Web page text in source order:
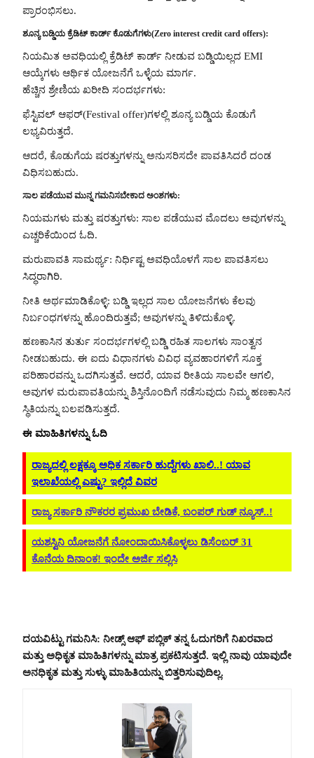
ಪ್ರಾರಂಭಿಸಲು.
ಶೂನ್ಯ ಬಡ್ಡಿಯ ಕ್ರೆಡಿಟ್ ಕಾರ್ಡ್ ಕೊಡುಗೆಗಳು(Zero interest credit card offers):
ನಿಯಮಿತ ಅವಧಿಯಲ್ಲಿ ಕ್ರೆಡಿಟ್ ಕಾರ್ಡ್ ನೀಡುವ ಬಡ್ಡಿಯಿಲ್ಲದ EMI
ಆಯ್ಕೆಗಳು ಆರ್ಥಿಕ ಯೋಜನೆಗೆ ಒಳ್ಳೆಯ ಮಾರ್ಗ.
ಹೆಚ್ಚಿನ ಶ್ರೇಣಿಯ ಖರೀದಿ ಸಂದರ್ಭಗಳು:
ಫೆಸ್ಟಿವಲ್ ಆಫರ್‌(Festival offer)ಗಳಲ್ಲಿ ಶೂನ್ಯ ಬಡ್ಡಿಯ ಕೊಡುಗೆ
ಲಭ್ಯವಿರುತ್ತದೆ.
ಆದರೆ, ಕೊಡುಗೆಯ ಷರತ್ತುಗಳನ್ನು ಅನುಸರಿಸದೇ ಪಾವತಿಸಿದರೆ ದಂಡ
ವಿಧಿಸಬಹುದು.
ಸಾಲ ಪಡೆಯುವ ಮುನ್ನ ಗಮನಿಸಬೇಕಾದ ಅಂಶಗಳು:
ನಿಯಮಗಳು ಮತ್ತು ಷರತ್ತುಗಳು: ಸಾಲ ಪಡೆಯುವ ಮೊದಲು ಅವುಗಳನ್ನು
ಎಚ್ಚರಿಕೆಯಿಂದ ಓದಿ.
ಮರುಪಾವತಿ ಸಾಮರ್ಥ್ಯ: ನಿರ್ಧಿಷ್ಟ ಅವಧಿಯೊಳಗೆ ಸಾಲ ಪಾವತಿಸಲು
ಸಿದ್ಧರಾಗಿರಿ.
ನೀತಿ ಅರ್ಥಮಾಡಿಕೊಳ್ಳಿ: ಬಡ್ಡಿ ಇಲ್ಲದ ಸಾಲ ಯೋಜನೆಗಳು ಕೆಲವು
ನಿರ್ಬಂಧಗಳನ್ನು ಹೊಂದಿರುತ್ತವೆ; ಅವುಗಳನ್ನು ತಿಳಿದುಕೊಳ್ಳಿ.
ಹಣಕಾಸಿನ ತುರ್ತು ಸಂದರ್ಭಗಳಲ್ಲಿ ಬಡ್ಡಿ ರಹಿತ ಸಾಲಗಳು ಸಾಂತ್ವನ
ನೀಡಬಹುದು. ಈ ಐದು ವಿಧಾನಗಳು ವಿವಿಧ ವ್ಯವಹಾರಗಳಿಗೆ ಸೂಕ್ತ
ಪರಿಹಾರವನ್ನು ಒದಗಿಸುತ್ತವೆ. ಆದರೆ, ಯಾವ ರೀತಿಯ ಸಾಲವೇ ಆಗಲಿ,
ಅವುಗಳ ಮರುಪಾವತಿಯನ್ನು ಶಿಸ್ತಿನೊಂದಿಗೆ ನಡೆಸುವುದು ನಿಮ್ಮ ಹಣಕಾಸಿನ
ಸ್ಥಿತಿಯನ್ನು ಬಲಪಡಿಸುತ್ತದೆ.
ಈ ಮಾಹಿತಿಗಳನ್ನು ಓದಿ
ರಾಜ್ಯದಲ್ಲಿ ಲಕ್ಷಕ್ಕೂ ಅಧಿಕ ಸರ್ಕಾರಿ ಹುದ್ದೆಗಳು ಖಾಲಿ..! ಯಾವ
ಇಲಾಖೆಯಲ್ಲಿ ಎಷ್ಟು? ಇಲ್ಲಿದೆ ವಿವರ
ರಾಜ್ಯ ಸರ್ಕಾರಿ ನೌಕರರ ಪ್ರಮುಖ ಬೇಡಿಕೆ, ಬಂಪರ್ ಗುಡ್ ನ್ಯೂಸ್..!
ಯಶಸ್ವಿನಿ ಯೋಜನೆಗೆ ನೋಂದಾಯಿಸಿಕೊಳ್ಳಲು ಡಿಸೆಂಬರ್ 31
ಕೊನೆಯ ದಿನಾಂಕ! ಇಂದೇ ಅರ್ಜಿ ಸಲ್ಲಿಸಿ
ದಯವಿಟ್ಟು ಗಮನಿಸಿ: ನೀಡ್ಸ್ ಆಫ್ ಪಬ್ಲಿಕ್ ತನ್ನ ಓದುಗರಿಗೆ ನಿಖರವಾದ
ಮತ್ತು ಅಧಿಕೃತ ಮಾಹಿತಿಗಳನ್ನು ಮಾತ್ರ ಪ್ರಕಟಿಸುತ್ತದೆ. ಇಲ್ಲಿ ನಾವು ಯಾವುದೇ
ಅನಧಿಕೃತ ಮತ್ತು ಸುಳ್ಳು ಮಾಹಿತಿಯನ್ನು ಬಿತ್ತರಿಸುವುದಿಲ್ಲ.